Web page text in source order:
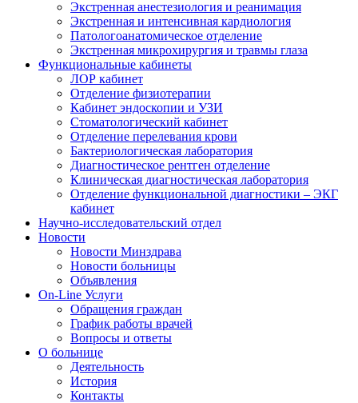
Экстренная анестезиология и реанимация
Экстренная и интенсивная кардиология
Патологоанатомическое отделение
Экстренная микрохирургия и травмы глаза
Функциональные кабинеты
ЛОР кабинет
Отделение физиотерапии
Кабинет эндоскопии и УЗИ
Стоматологический кабинет
Отделение перелевания крови
Бактериологическая лаборатория
Диагностическое рентген отделение
Клиническая диагностическая лаборатория
Отделение функциональной диагностики – ЭКГ
кабинет
Научно-исследовательский отдел
Новости
Новости Минздрава
Новости больницы
Объявления
On-Line Услуги
Обращения граждан
График работы врачей
Вопросы и ответы
О больнице
Деятельность
История
Контакты